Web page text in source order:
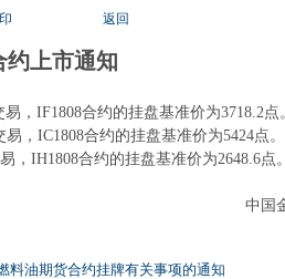
返回
约上市通知
，IF1808合约的挂盘基准价为3718.2点
，IC1808合约的挂盘基准价为5424点。
IH1808合约的挂盘基准价为2648.6点
中国
料油期货合约挂牌有关事项的通知